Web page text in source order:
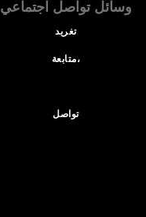
وسائل تواصل اجتماعي
تغريد
متابعة،
تواصل